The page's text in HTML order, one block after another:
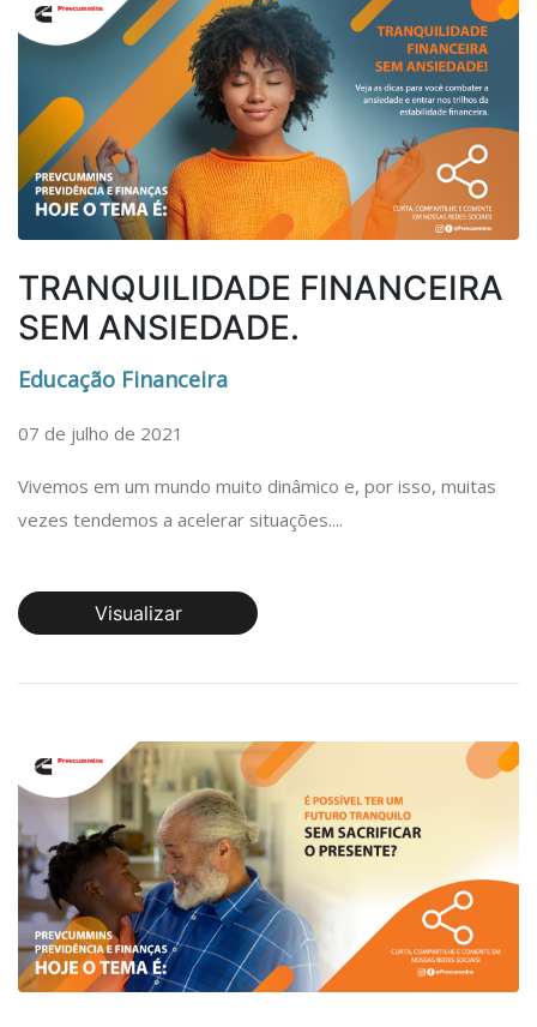
TRANQUILIDADE FINANCEIRA
SEM ANSIEDADE.
Educação Financeira
07 de julho de 2021
Vivemos em um mundo muito dinâmico e, por isso, muitas
vezes tendemos a acelerar situações....
Visualizar